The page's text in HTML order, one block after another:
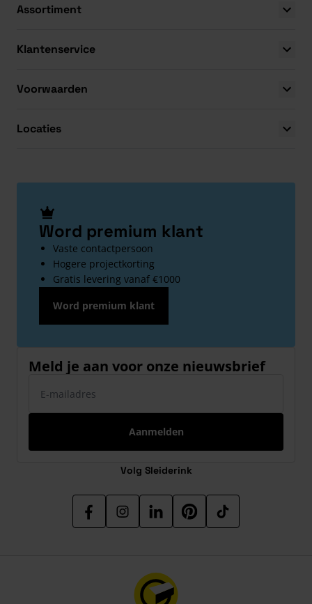
Assortiment
Klantenservice
Voorwaarden
Locaties
Word premium klant
Vaste contactpersoon
Hogere projectkorting
Gratis levering vanaf €1000
Word premium klant
Meld je aan voor onze nieuwsbrief
Aanmelden
Volg Sleiderink